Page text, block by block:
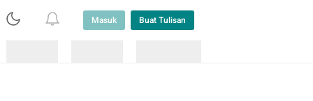
Masuk Buat Tulisan